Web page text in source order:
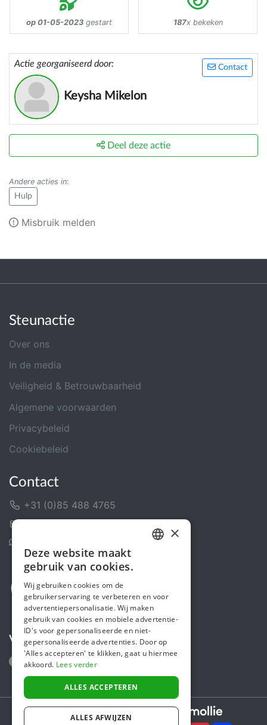
op 01-05-2023 gestart 187x bekeken
Contact
Actie georganiseerd door:
Keysha Mikelon
Deel deze actie
Andere acties in:
Hulp
Misbruik melden
Steunactie
Over ons
In de media
Veiligheid & Betrouwbaarheid
Algemene voorwaarden
Privacybeleid
Cookiebeleid
Contact
+31 (0)85 488 4765
Volg ons
Secure payments powered by
ENGLISH
×
Deze website maakt
gebruik van cookies.
Wij gebruiken cookies om de
gebruikerservaring te verbeteren en voor
advertentiepersonalisatie. Wij maken
gebruik van cookies en mobiele advertentie-
ID's voor gepersonaliseerde en niet-
gepersonaliseerde advertenties. Door op
'Alles accepteren' te klikken, gaat u hiermee
akkoord. Lees verder
ALLES ACCEPTEREN
ALLES AFWIJZEN